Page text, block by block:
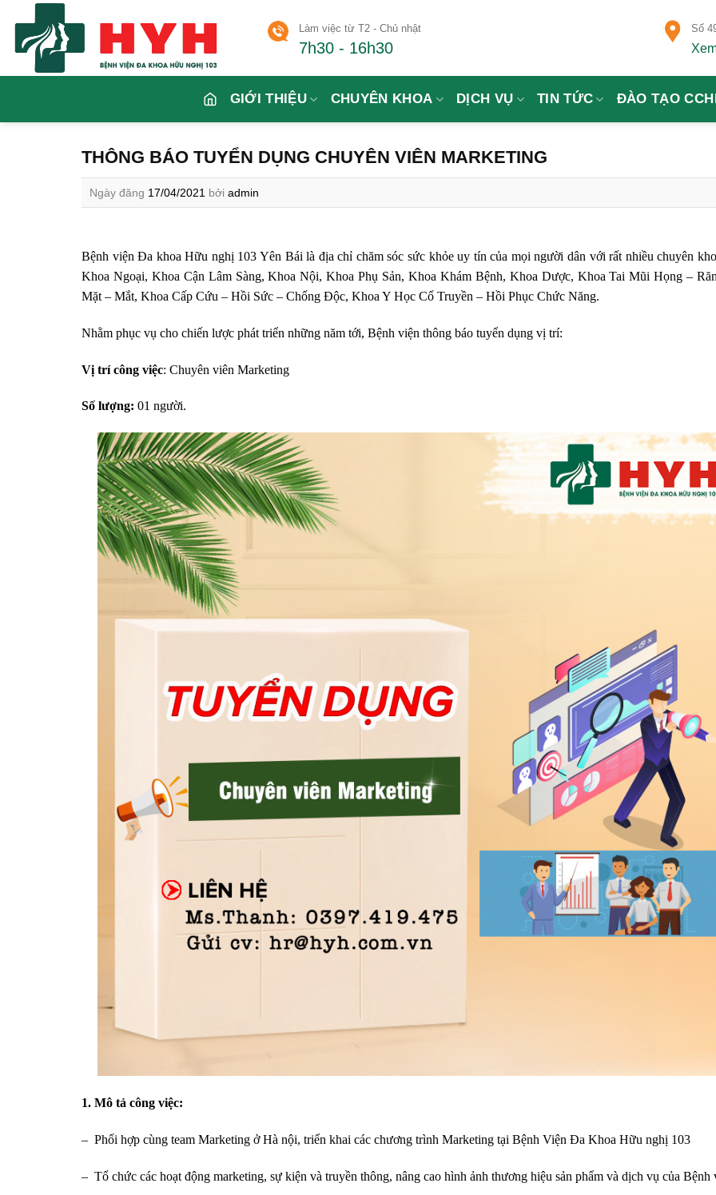
content
Làm việc từ T2 - Chủ nhật
7h30 - 16h30
Số
GIỚI THIỆU CHUYÊN KHOA DỊCH VỤ TIN TỨC ĐÀO TẠO
THÔNG BÁO TUYỂN DỤNG CHUYÊN VIÊN MARKETING
Ngày đăng 17/04/2021 bởi admin
Bệnh viện Đa khoa Hữu nghị 103 Yên Bái là địa chỉ chăm sóc sức khỏe uy tín của mọi người dân với rất nhiều chuyên
Khoa Ngoại, Khoa Cận Lâm Sàng, Khoa Nội, Khoa Phụ Sản, Khoa Khám Bệnh, Khoa Dược, Khoa Tai Mũi Họng –
Mặt – Mắt, Khoa Cấp Cứu – Hồi Sức – Chống Độc, Khoa Y Học Cổ Truyền – Hồi Phục Chức Năng.
Nhằm phục vụ cho chiến lược phát triển những năm tới, Bệnh viện thông báo tuyển dụng vị trí:
Vị trí công việc: Chuyên viên Marketing
Số lượng: 01 người.
1. Mô tả công việc:
– Phối hợp cùng team Marketing ở Hà nội, triển khai các chương trình Marketing tại Bệnh Viện Đa Khoa Hữu nghị 103
– Tổ chức các hoạt động marketing, sự kiện và truyền thông, nâng cao hình ảnh thương hiệu sản phẩm và dịch vụ của Bệnh